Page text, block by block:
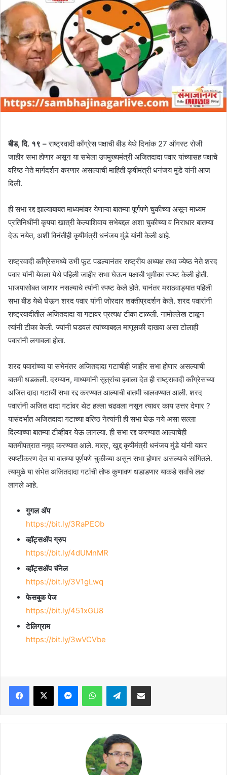
बीड, दि. १९ –राष्ट्रवादी काँग्रेस पक्षाची बीड येथे दिनांक 27 ऑगस्ट रोजी
जाहीर सभा होणार असून या सभेला उपमुख्यमंत्री अजितदादा पवार यांच्यासह पक्षाचे
वरिष्ठ नेते मार्गदर्शन करणार असल्याची माहिती कृषीमंत्री धनंजय मुंडे यांनी आज
दिली.
ही सभा रद्द झाल्याबाबत माध्यमांवर येणाऱ्या बातम्या पूर्णपणे चुकीच्या असून माध्यम
प्रतिनिधींनी कृपया खात्री केल्याशिवाय सभेबद्दल अशा चुकीच्या व निराधार बातम्या
देऊ नयेत, अशी विनंतीही कृषीमंत्री धनंजय मुंडे यांनी केली आहे.
राष्ट्रवादी कॉंग्रेसमध्ये उभी फूट पडल्यानंतर राष्ट्रीय अध्यक्ष तथा ज्येष्ठ नेते शरद
पवार यांनी येवला येथे पहिली जाहीर सभा घेऊन पक्षाची भूमीका स्पष्ट केली होती.
भाजपासोबत जाणार नसल्याचे त्यांनी स्पष्ट केले होते. यानंतर मराठवाड्यात पहिली
सभा बीड येथे घेऊन शरद पवार यांनी जोरदार शक्तीप्रदर्शन केले. शरद पवारांनी
राष्ट्रवादीतील अजितदादा या गटावर प्रत्यक्ष टीका टाळली. नामोल्लेख टाळून
त्यांनी टीका केली. ज्यांनी घडवलं त्यांच्याबद्दल माणूसकी दाखवा असा टोलाही
पवारांनी लगावला होता.
शरद पवारांच्या या सभेनंतर अजितदादा गटाचीही जाहीर सभा होणार असल्याची
बातमी धडकली. दरम्यान, माध्यमांनी सूत्रांचा हवाला देत ही राष्ट्रावादी कॉंग्रेसच्या
अजित दादा गटाची सभा रद्द करण्यात आल्याची बातमी चालवण्यात आली. शरद
पवारांनी अजित दादा गटांवर थेट हल्ला चढवला नसून त्यावर काय उत्तर देणार ?
यासंदर्भात अजितदादा गटाच्या वरिष्ठ नेत्यांनी ही सभा घेऊ नये असा सल्ला
दिल्याच्या बातम्या टीव्हीवर येऊ लागल्या. ही सभा रद्द करण्यात आल्याचेही
बातमीपत्रात नमूद करण्यात आले. मात्र, खुद्द कृषीमंत्री धनंजय मुंडे यांनी यावर
स्पष्टीकरण देत या बातम्या पूर्णपणे चुकीच्या असून सभा होणार असल्याचे सांगितले.
त्यामुळे या संभेत अजितदादा गटांची तोफ कुणावण धडाडणार याकडे सर्वांचे लक्ष
लागले आहे.
गुगल ॲप
https://bit.ly/3RaPEOb
व्हॉट्सॲप ग्रुप
https://bit.ly/4dUMnMR
व्हॉट्सॲप चॅनेल
https://bit.ly/3V1gLwq
फेसबुक पेज
https://bit.ly/451xGU8
टेलिग्राम
https://bit.ly/3wVCVbe
Facebook
X MessengerWhatsAppTelegramShare via Email